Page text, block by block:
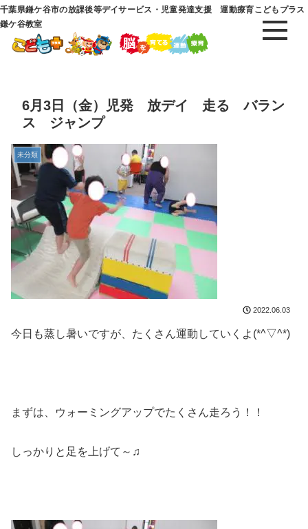
千葉県鎌ケ谷市の放課後等デイサービス・児童発達支援 運動療育こどもプラス
鎌ケ谷教室
6月3日（金）児発 放デイ 走る バラン
ス ジャンプ
未分類
2022.06.03
今日も蒸し暑いですが、たくさん運動していくよ(*^▽^*)
まずは、ウォーミングアップでたくさん走ろう！！
しっかりと足を上げて～♫